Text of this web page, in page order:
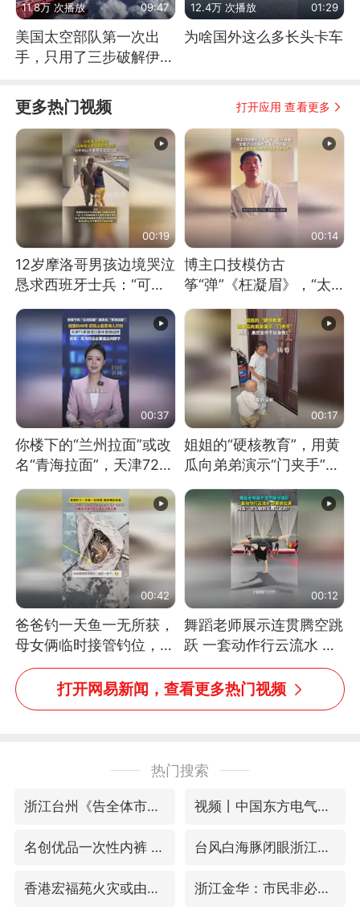
11.8万 次播放 09:47
美国太空部队第一次出
手，只用了三步破解伊朗
12.4万 次播放 01:29
为啥国外这么多长头卡车
更多热门视频 打开应用 查看更多
00:19
12岁摩洛哥男孩边境哭泣
恳求西班牙士兵：“可不
00:14
博主口技模仿古
筝“弹”《枉凝眉》，“太
吗？”“或将成为首位考级
不带古筝的选手。”（来
源：新华每日电讯）
00:37
你楼下的“兰州拉面”或改
名“青海拉面”，天津72家
00:17
姐姐的“硬核教育”，用黄
瓜向弟弟演示“门夹手”，
教！
00:42
爸爸钓一天鱼一无所获，
母女俩临时接管钓位，用
玩具鱼竿钓上大鱼
00:12
舞蹈老师展示连贯腾空跳
跃 一套动作行云流水 节
奏感拉满 网友：怎么做
到又舞又武的？
打开网易新闻，查看更多热门视频
热门搜索
浙江台州《告全体市民书》 视频丨中国东方电气集团原党组副书记、董事宋致远被查
名创优品一次性内裤 颜面尽失 台风白海豚闭眼浙江上海处于危险半圆
香港宏福苑火灾或由烟头引起 浙江金华：市民非必要不外出